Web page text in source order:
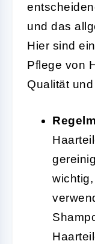
und das
Hier sind
Pflege von
Qualität